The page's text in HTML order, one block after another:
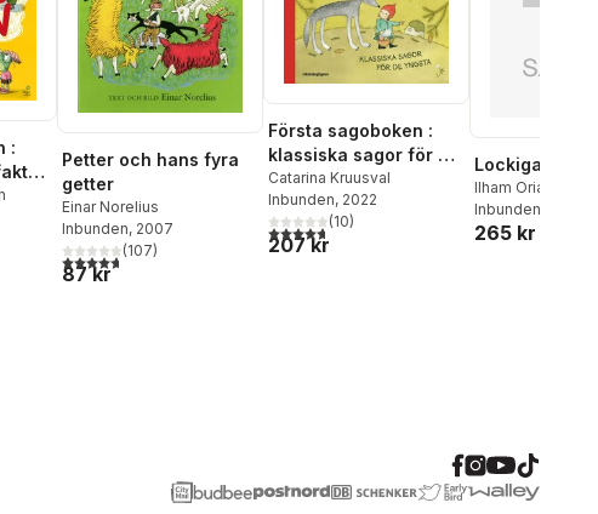
:
antal röster:
Petter och hans fyra
getter
Einar Norelius
Inbunden, 2007
4,7utav 5 stjärnor. Totalt antal röster:
(107)
87 kr
Första sagoboken :
klassiska sagor för de
yngsta
Catarina Kruusval
Inbunden, 2022
4,7utav 5 stjärnor. Totalt antal röster:
(10)
207 kr
Lockiga Jag
Ilham Orianwo
Inbunden
265 kr